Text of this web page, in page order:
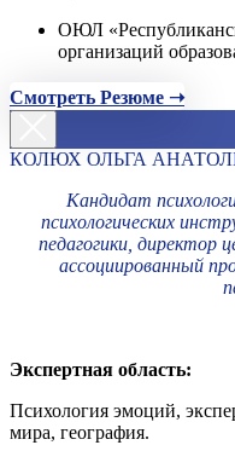
ОЮЛ
организаций
Смотреть Резюме ➝
КОЛЮХ ОЛЬГА
Кандидат
психологических
педагогики, директор
ассоциированный
Экспертная область:
Психология эмоций,
мира, география.